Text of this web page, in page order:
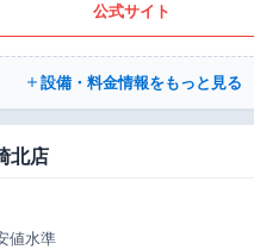
公式サイト
設備・料金情報をもっと見る
北店
値水準